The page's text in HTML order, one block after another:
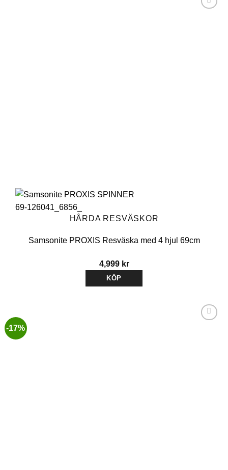
HÅRDA RESVÄSKOR
Samsonite PROXIS Resväska med 4 hjul 69cm
4,999 kr
KÖP
-17%